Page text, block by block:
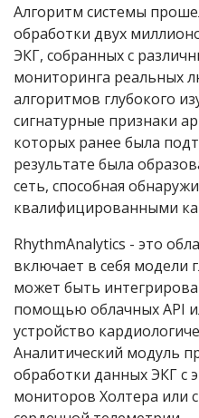
Алгоритм системы
обработки двух
ЭКГ, собранных с
мониторинга реальных
алгоритмов глубокого
сигнатурные признаки
которых ранее была
результате была
сеть, способная
квалифицированными
RhythmAnalytics - это
включает в себя модели
может быть
помощью облачных API
устройство
Аналитический модуль
обработки данных ЭКГ с
мониторов Холтера или